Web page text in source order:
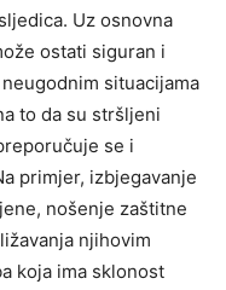
Uz osnovna
ostati siguran i
situacijama
to da su stršljeni
se i
primjer, izbjegavanje
nošenje zaštitne
njihovim
koja ima sklonost